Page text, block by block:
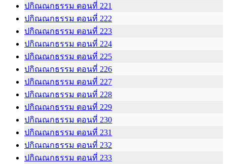
ปกิณณกธรรม ตอนที่ 221
ปกิณณกธรรม ตอนที่ 222
ปกิณณกธรรม ตอนที่ 223
ปกิณณกธรรม ตอนที่ 224
ปกิณณกธรรม ตอนที่ 225
ปกิณณกธรรม ตอนที่ 226
ปกิณณกธรรม ตอนที่ 227
ปกิณณกธรรม ตอนที่ 228
ปกิณณกธรรม ตอนที่ 229
ปกิณณกธรรม ตอนที่ 230
ปกิณณกธรรม ตอนที่ 231
ปกิณณกธรรม ตอนที่ 232
ปกิณณกธรรม ตอนที่ 233